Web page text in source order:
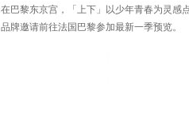
在巴黎东京宫，「上下」以少年青春为灵感
品牌邀请前往法国巴黎参加最新一季预览。